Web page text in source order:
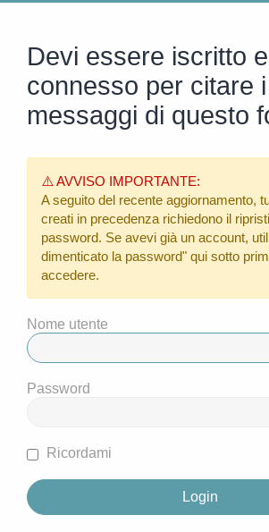
Devi essere iscritto e
connesso per citare i
messaggi di questo
⚠️ AVVISO IMPORTANTE:
A seguito del recente aggiornamento,
creati in precedenza richiedono il
password. Se avevi già un account,
dimenticato la password" qui sotto
accedere.
Nome utente
Password
Ricordami